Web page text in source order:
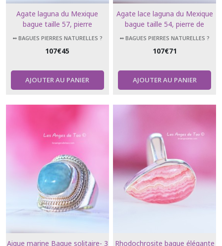
Agate laguna du Mexique
bague taille 57, pierre
envoûtante
➻ BAGUES PIERRES NATURELLES ?
107€45
AJOUTER AU PANIER
Agate lace laguna du Mexique
bague taille 54, pierre de
clairvoyance
➻ BAGUES PIERRES NATURELLES ?
107€71
AJOUTER AU PANIER
Aigue marine Bague solitaire- 3
Rhodochrosite bague élégante